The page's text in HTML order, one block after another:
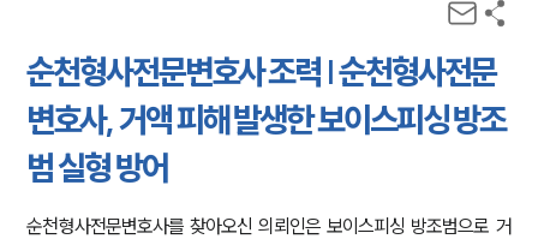
순천형사전문변호사 조력 | 순천형사전문
변호사, 거액 피해 발생한 보이스피싱 방조
범 실형 방어
순천형사전문변호사를 찾아오신 의뢰인은 보이스피싱 방조범으로 거